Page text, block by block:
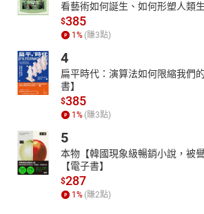
看藝術如何誕生、如何形塑人類
$385
1 % (賺3點)
4
扁平時代：演算法如何限縮我們
書】
$385
1 % (賺3點)
5
本物【韓國現象級暢銷小說，被
【電子書】
$287
1 % (賺2點)